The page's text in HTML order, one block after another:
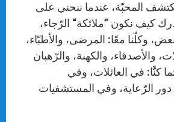
المحبّة، عندما ننحني على
كيف نكون ”ملائكة“ الرّجاء،
وكلّنا معًا: المرضى، والأطبّاء،
والأصدقاء، والكهنة، والرّهبان
كنَّا: في العائلات، وفي
الرّعاية، وفي المستشفيات